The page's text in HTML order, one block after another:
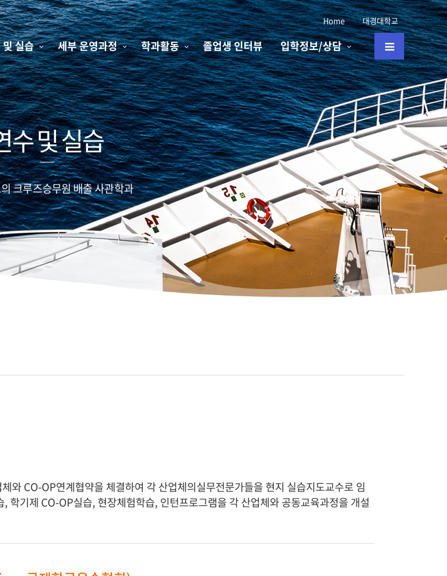
수 및 실습
크루즈승무원 배출 사관학과
대경대학교
Home
실습 세부 운영과정 학과활동 졸업생 인터뷰
입학정보/상담
와 CO-OP연계협약을 체결하여 각 산업체의실무전문가들을 현지 실습지도교수로 임
학기제 CO-OP실습, 현장체험학습, 인턴프로그램을 각 산업체와 공동교육과정을 개설